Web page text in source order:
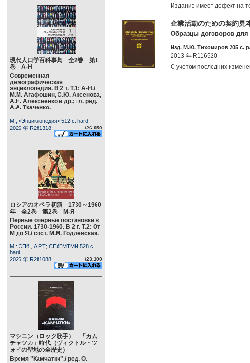
現代人口学百科事典 全2巻 第1
巻 А-Н
Современная
демографическая
энциклопедия. В 2 т. Т.1: А-Н./
М.М. Агафошин, С.Ю. Аксенова,
А.Н. Алексеенко и др.; гл. ред.
А.А. Ткаченко.
М., <Энциклопедия> 512 c. hard
2026 年 R281318
\26,950
ロシアのオペラ初演 1730～1960
年 全2巻 第2巻 М-Я
Первые оперные постановки в
России. 1730-1960. В 2 т. Т.2: От
М до Я./ сост. М.М. Годлевская.
М.: СПб., А.Р.Т; СПбГМТМИ 528 c.
hard
2026 年 R281088
\23,100
マシニン（ロック歌手） 「カム
チャツカ」時代（ヴィクトル・ツ
ォイの聖地の全歴史）
Время "Камчатки"./ ред. О.
Издание имеет дефект на
企業活動のための契約
Образцы договоров для
Изд. М.Ю. Тихомиров 205 c.
2013 年 R116520
С учетом последних